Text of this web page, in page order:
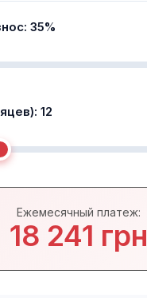
35%
12
Ежемесячный платеж:
18 241 грн